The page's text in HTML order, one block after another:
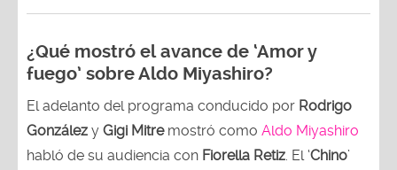
¿Qué mostró el avance de ‘Amor y
fuego’ sobre Aldo Miyashiro?
El adelanto del programa conducido por Rodrigo
González y Gigi Mitremostró como Aldo Miyashiro
habló de su audiencia con Fiorella Retiz . El ‘Chino’